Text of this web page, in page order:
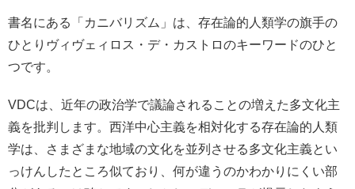
書名にある「カニバリズム」は、存在論的人類学の旗手の
ひとりヴィヴェィロス・デ・カストロのキーワードのひと
つです。
VDCは、近年の政治学で議論されることの増えた多文化主
義を批判します。西洋中心主義を相対化する存在論的人類
学は、さまざまな地域の文化を並列させる多文化主義とい
っけんしたところ似ており、何が違うのかわかりにくい部